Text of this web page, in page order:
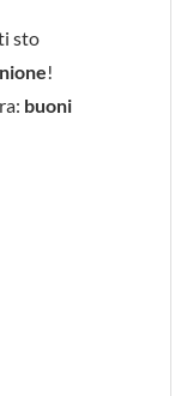
sto
!
buoni